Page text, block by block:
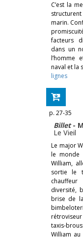
C’est la
marin.
facteurs
dans un
l’homme
naval et la
lignes
p. 27-35
Billet-
Le Vieil
Le major
le monde
William,
sortie le
diversité,
brise de
taxis-
William